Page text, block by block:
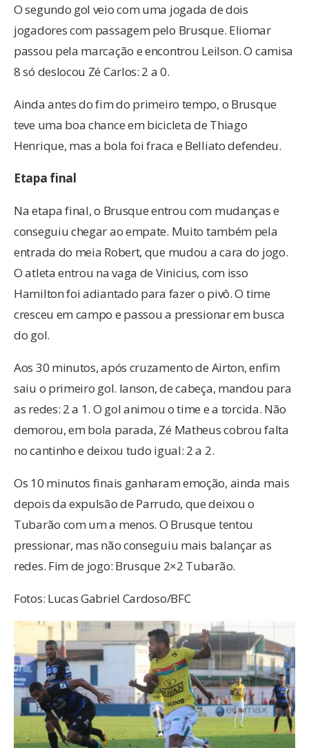
O segundo gol veio com uma jogada de dois
jogadores com passagem pelo Brusque. Eliomar
passou pela marcação e encontrou Leilson. O camisa
8 só deslocou Zé Carlos: 2 a 0.
Ainda antes do fim do primeiro tempo, o Brusque
teve uma boa chance em bicicleta de Thiago
Henrique, mas a bola foi fraca e Belliato defendeu.
Etapa final
Na etapa final, o Brusque entrou com mudanças e
conseguiu chegar ao empate. Muito também pela
entrada do meia Robert, que mudou a cara do jogo.
O atleta entrou na vaga de Vinicius, com isso
Hamilton foi adiantado para fazer o pivô. O time
cresceu em campo e passou a pressionar em busca
do gol.
Aos 30 minutos, após cruzamento de Airton, enfim
saiu o primeiro gol. Ianson, de cabeça, mandou para
as redes: 2 a 1. O gol animou o time e a torcida. Não
demorou, em bola parada, Zé Matheus cobrou falta
no cantinho e deixou tudo igual: 2 a 2.
Os 10 minutos finais ganharam emoção, ainda mais
depois da expulsão de Parrudo, que deixou o
Tubarão com um a menos. O Brusque tentou
pressionar, mas não conseguiu mais balançar as
redes. Fim de jogo: Brusque 2×2 Tubarão.
Fotos: Lucas Gabriel Cardoso/BFC